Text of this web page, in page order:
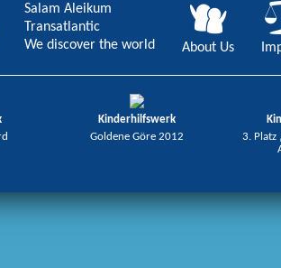
Salam Aleikum
Transatlantic
We discover the world
About Us
Kinderhilfswerk
Goldene Göre 2012
3. Platz